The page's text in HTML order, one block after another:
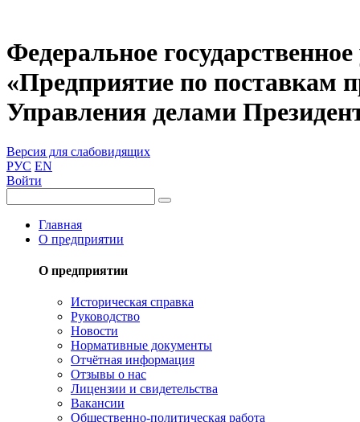
Федеральное
«Предприятие по поставкам
Управления делами
Версия для слабовидящих
РУС EN
Войти
Главная
О предприятии
О предприятии
Историческая справка
Руководство
Новости
Нормативные документы
Отчётная информация
Отзывы о нас
Лицензии и свидетельства
Вакансии
Общественно-политическая работа